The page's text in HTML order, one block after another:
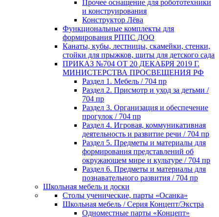
Прочее оснащение для робототехники
и конструирования
Конструктор Лёва
Функциональные комплекты для
формирования РППС ДОО
Канаты, кубы, лестницы, скамейки, стенки,
стойки для прыжков, щиты для детского сада
ПРИКАЗ №704 ОТ 20 ДЕКАБРЯ 2019 Г.
МИНИСТЕРСТВА ПРОСВЕЩЕНИЯ РФ
Раздел 1. Мебель / 704 пр
Раздел 2. Присмотр и уход за детьми /
704 пр
Раздел 3. Организация и обеспечение
прогулок / 704 пр
Раздел 4. Игровая, коммуникативная
деятельность и развитие речи / 704 пр
Раздел 5. Предметы и материалы для
формирования представлений об
окружающем мире и культуре / 704 пр
Раздел 6. Предметы и материалы для
познавательного развития / 704 пр
Школьная мебель и доски
Столы ученические, парты «Осанка»
Школьная мебель / Серия Концепт/Экстра
Одноместные парты «Концепт»